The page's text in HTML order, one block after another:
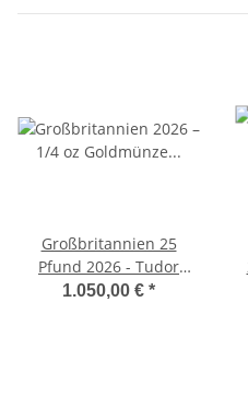
Großbritannien 25
Pfund 2026 - Tudor
Beasts - The Royal
1.050,00 € *